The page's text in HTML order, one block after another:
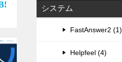
システム
FastAnswer2 (1)
Helpfeel (4)